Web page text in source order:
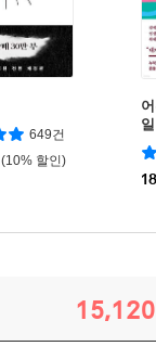
649건
(10% 할인)
15,120